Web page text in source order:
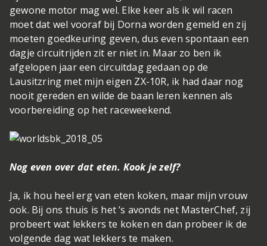
gewone motor mag wel. Elke keer als ik wil racen
moet dat wel vooraf bij Dorna worden gemeld en zij
moeten goedkeuring geven, dus even spontaan een
dagje circuitrijden zit er niet in. Maar zo ben ik
afgelopen jaar een circuitdag gedaan op de
Lausitzring met mijn eigen ZX-10R, ik had daar nog
nooit gereden en wilde de baan leren kennen als
voorbereiding op het raceweekend.
Nog even over dat eten. Kook je zelf?
Ja, ik hou heel erg van eten koken, maar mijn vrouw
ook. Bij ons thuis is het ’s avonds net MasterChef, zij
probeert wat lekkers te koken en dan probeer ik de
volgende dag wat lekkers te maken.